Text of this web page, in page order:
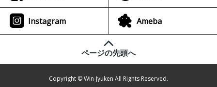
Instagram Ameba
ページの先頭へ
Copyright © Win-Jyuken All Rights Reserved.